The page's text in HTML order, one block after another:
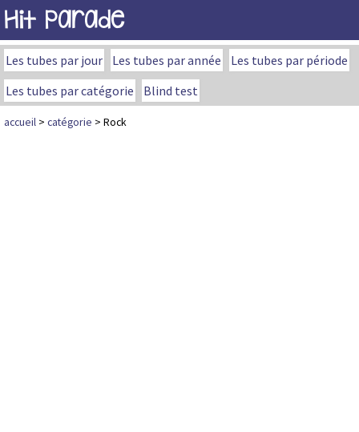
Hit Parade
Les tubes par jour Les tubes par année
Les tubes par période
Les tubes par catégorie
Blind test
accueil > catégorie > Rock